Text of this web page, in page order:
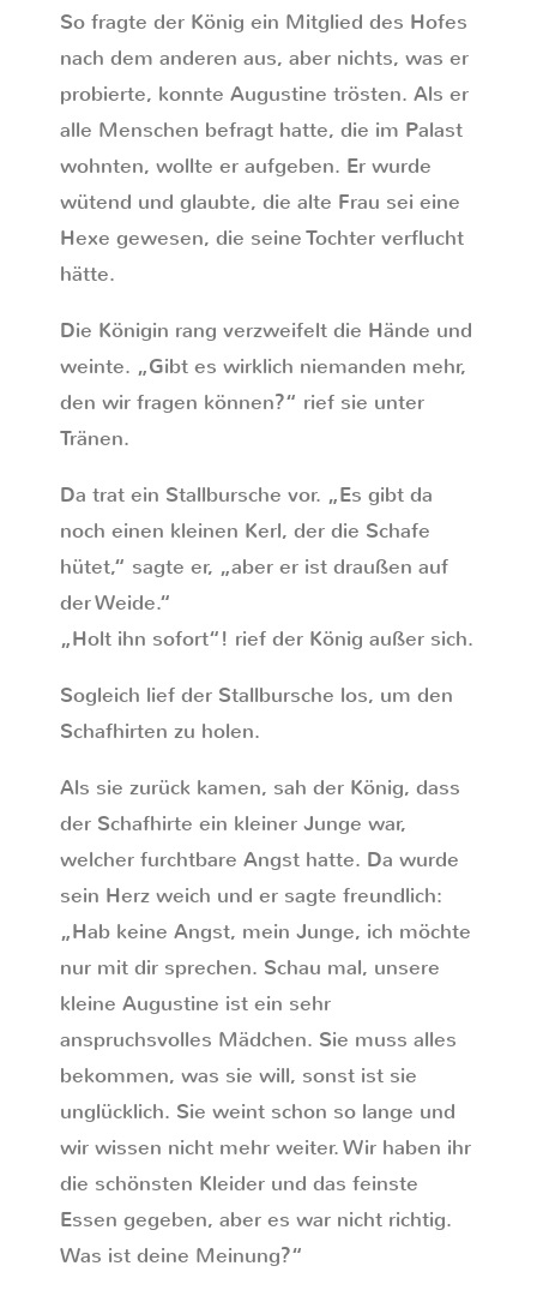
So fragte der König ein Mitglied des Hofes
nach dem anderen aus, aber nichts, was er
probierte, konnte Augustine trösten. Als er
alle Menschen befragt hatte, die im Palast
wohnten, wollte er aufgeben. Er wurde
wütend und glaubte, die alte Frau sei eine
Hexe gewesen, die seine Tochter verflucht
hätte.
Die Königin rang verzweifelt die Hände und
weinte. „Gibt es wirklich niemanden mehr,
den wir fragen können?“ rief sie unter
Tränen.
Da trat ein Stallbursche vor. „Es gibt da
noch einen kleinen Kerl, der die Schafe
hütet,“ sagte er, „aber er ist draußen auf
der Weide.“
„Holt ihn sofort“! rief der König außer sich.
Sogleich lief der Stallbursche los, um den
Schafhirten zu holen.
Als sie zurück kamen, sah der König, dass
der Schafhirte ein kleiner Junge war,
welcher furchtbare Angst hatte. Da wurde
sein Herz weich und er sagte freundlich:
„Hab keine Angst, mein Junge, ich möchte
nur mit dir sprechen. Schau mal, unsere
kleine Augustine ist ein sehr
anspruchsvolles Mädchen. Sie muss alles
bekommen, was sie will, sonst ist sie
unglücklich. Sie weint schon so lange und
wir wissen nicht mehr weiter. Wir haben ihr
die schönsten Kleider und das feinste
Essen gegeben, aber es war nicht richtig.
Was ist deine Meinung?“